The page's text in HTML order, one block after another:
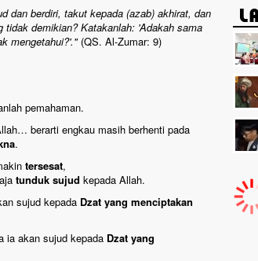
dan berdiri, takut kepada (azab) akhirat, dan
demikian? Katakanlah: 'Adakah sama
mengetahui?'."(QS. Al-Zumar: 9)
pemahaman.
berarti engkau masih berhenti pada
.
tersesat,
tunduk sujud kepada Allah.
sujud kepada Dzat yang menciptakan
ia akan sujud kepada Dzat yang